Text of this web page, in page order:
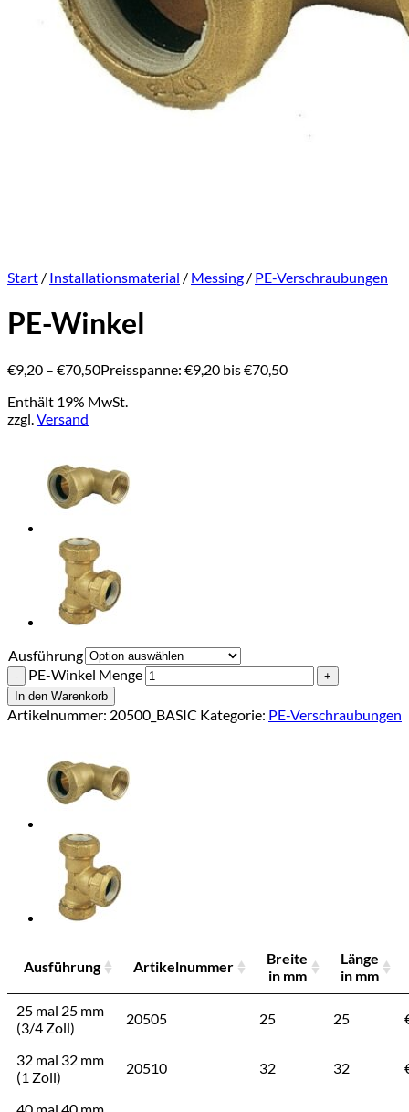
Start / Installationsmaterial / Messing / PE-Verschraubungen
PE-Winkel
€9,20 – €70,50Preisspanne: €9,20 bis €70,50
Enthält 19% MwSt.
zzgl.Versand
Ausführung
PE-Winkel Menge
In den Warenkorb
Artikelnummer: 20500_BASIC Kategorie: PE-Verschraubungen
Ausführung Artikelnummer
Breite
in mm
Länge
in mm
25 mal 25 mm
(3/4 Zoll)
20505 25 25
32 mal 32 mm
(1 Zoll)
20510 32 32